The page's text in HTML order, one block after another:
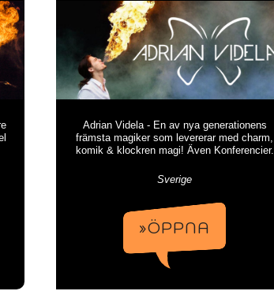
Adrian Videla - En av nya generationens
främsta magiker som levererar med charm,
komik & klockren magi! Även Konferencier.
Sverige
»ÖPPNA